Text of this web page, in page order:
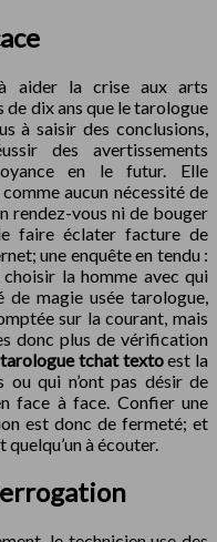
aider la crise aux arts
dix ans que le tarologue
à saisir des conclusions,
des avertissements
en le futur. Elle
aucun nécessité de
rendez-vous ni de bouger
faire éclater facture de
une enquête en tendu :
la homme avec qui
magie usée tarologue,
sur la courant, mais
donc plus de vérification
tchat textoest la
qui n’ont pas désir de
face à face. Confier une
est donc de fermeté; et
à écouter.